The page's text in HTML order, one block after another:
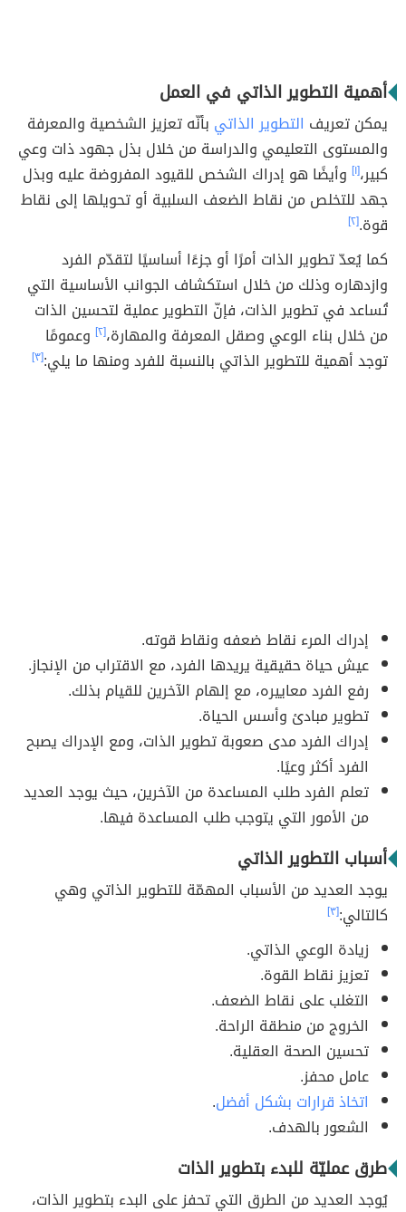
أهمية التطوير الذاتي في العمل
يمكن تعريف التطوير الذاتي بأنّه تعزيز الشخصية والمعرفة
والمستوى التعليمي والدراسة من خلال بذل جهود ذات وعي
كبير،[١] وأيضًا هو إدراك الشخص للقيود المفروضة عليه وبذل
جهد للتخلص من نقاط الضعف السلبية أو تحويلها إلى نقاط
قوة.[٢]
كما يُعدّ تطوير الذات أمرًا أو جزءًا أساسيًا لتقدّم الفرد
وازدهاره وذلك من خلال استكشاف الجوانب الأساسية التي
تُساعد في تطوير الذات، فإنّ التطوير عملية لتحسين الذات
من خلال بناء الوعي وصقل المعرفة والمهارة،[٢]
وعمومًا
توجد أهمية للتطوير الذاتي بالنسبة للفرد ومنها ما يلي:[٣]
إدراك المرء نقاط ضعفه ونقاط قوته.
عيش حياة حقيقية يريدها الفرد، مع الاقتراب من الإنجاز.
رفع الفرد معاييره، مع إلهام الآخرين للقيام بذلك.
تطوير مبادئ وأسس الحياة.
إدراك الفرد مدى صعوبة تطوير الذات، ومع الإدراك يصبح
الفرد أكثر وعيًا.
تعلم الفرد طلب المساعدة من الآخرين، حيث يوجد العديد
من الأمور التي يتوجب طلب المساعدة فيها.
أسباب التطوير الذاتي
يوجد العديد من الأسباب المهمّة للتطوير الذاتي وهي
كالتالي:[٣]
زيادة الوعي الذاتي.
تعزيز نقاط القوة.
التغلب على نقاط الضعف.
الخروج من منطقة الراحة.
تحسين الصحة العقلية.
عامل محفز.
اتخاذ قرارات بشكل أفضل.
الشعور بالهدف.
طرق عمليّة للبدء بتطوير الذات
يُوجد العديد من الطرق التي تحفز على البدء بتطوير الذات،